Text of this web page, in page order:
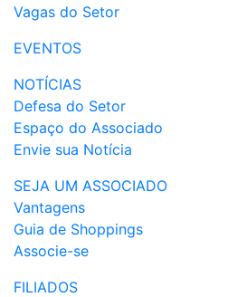
Vagas do Setor
EVENTOS
NOTÍCIAS
Defesa do Setor
Espaço do Associado
Envie sua Notícia
SEJA UM ASSOCIADO
Vantagens
Guia de Shoppings
Associe-se
FILIADOS